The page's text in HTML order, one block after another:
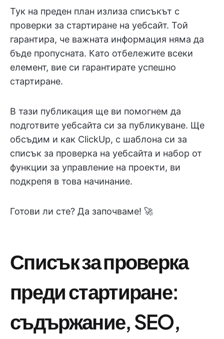
Тук на преден план излиза списъкът с
проверки за стартиране на уебсайт. Той
гарантира, че важната информация няма да
бъде пропусната. Като отбележите всеки
елемент, вие си гарантирате успешно
стартиране.
В тази публикация ще ви помогнем да
подготвите уебсайта си за публикуване. Ще
обсъдим и как ClickUp, с шаблона си за
списък за проверка на уебсайта и набор от
функции за управление на проекти, ви
подкрепя в това начинание.
Готови ли сте? Да започваме! 🚀
Списък за проверка
преди стартиране:
съдържание, SEO,